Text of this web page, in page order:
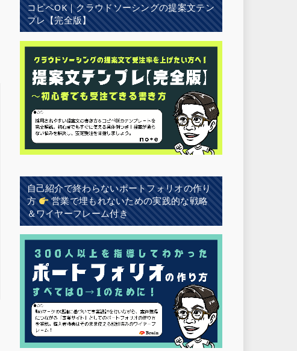
コピペOK｜クラウドソーシングの提案文テン
プレ【完全版】
自己紹介で終わらないポートフォリオの作り
方
営業で埋もれないための実践的な戦略
＆ワイヤーフレーム付き